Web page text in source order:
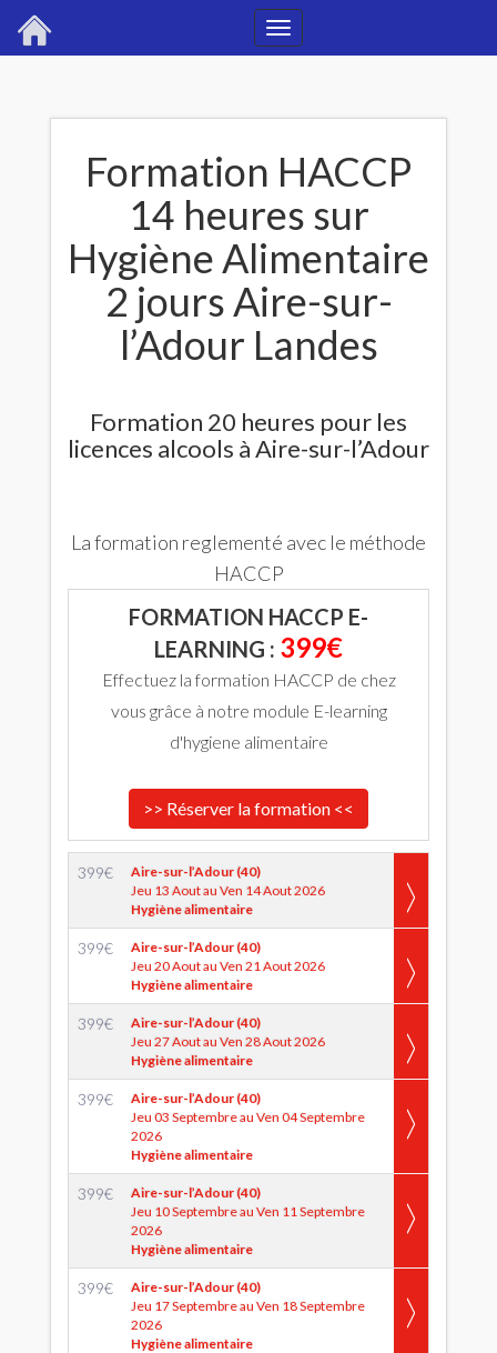
Toggle
Formation HACCP
14 heures sur
Hygiène Alimentaire
2 jours Aire-sur-
l’Adour Landes
Formation 20 heures pour les
licences alcools à Aire-sur-l’Adour
La formation reglementé avec le méthode
HACCP
FORMATION HACCP E-
LEARNING : 399€
Effectuez la formation HACCP de chez
vous grâce à notre module E-learning
d'hygiene alimentaire
>> Réserver la formation <<
399€
Aire-sur-l’Adour (40)
Jeu 13 Aout au Ven 14 Aout 2026
Hygiène alimentaire
399€
Aire-sur-l’Adour (40)
Jeu 20 Aout au Ven 21 Aout 2026
Hygiène alimentaire
399€
Aire-sur-l’Adour (40)
Jeu 27 Aout au Ven 28 Aout 2026
Hygiène alimentaire
399€
Aire-sur-l’Adour (40)
Jeu 03 Septembre au Ven 04 Septembre
2026
Hygiène alimentaire
399€
Aire-sur-l’Adour (40)
Jeu 10 Septembre au Ven 11 Septembre
2026
Hygiène alimentaire
399€
Aire-sur-l’Adour (40)
Jeu 17 Septembre au Ven 18 Septembre
2026
Hygiène alimentaire